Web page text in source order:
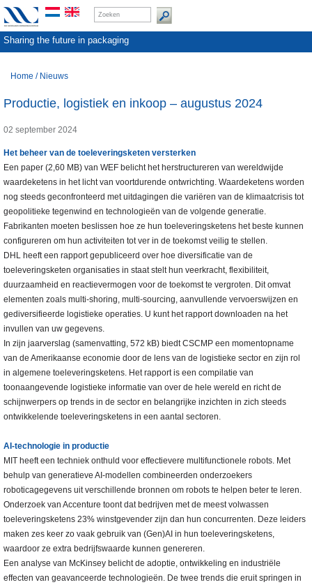
Sharing the future in packaging
Home / Nieuws
Productie, logistiek en inkoop – augustus 2024
02 september 2024
Het beheer van de toeleveringsketen versterken
Een paper (2,60 MB) van WEF belicht het herstructureren van wereldwijde
waardeketens in het licht van voortdurende ontwrichting. Waardeketens worden
nog steeds geconfronteerd met uitdagingen die variëren van de klimaatcrisis tot
geopolitieke tegenwind en technologieën van de volgende generatie.
Fabrikanten moeten beslissen hoe ze hun toeleveringsketens het beste kunnen
configureren om hun activiteiten tot ver in de toekomst veilig te stellen.
DHL heeft een rapport gepubliceerd over hoe diversificatie van de
toeleveringsketen organisaties in staat stelt hun veerkracht, flexibiliteit,
duurzaamheid en reactievermogen voor de toekomst te vergroten. Dit omvat
elementen zoals multi-shoring, multi-sourcing, aanvullende vervoerswijzen en
gediversifieerde logistieke operaties. U kunt het rapport downloaden na het
invullen van uw gegevens.
In zijn jaarverslag (samenvatting, 572 kB) biedt CSCMP een momentopname
van de Amerikaanse economie door de lens van de logistieke sector en zijn rol
in algemene toeleveringsketens. Het rapport is een compilatie van
toonaangevende logistieke informatie van over de hele wereld en richt de
schijnwerpers op trends in de sector en belangrijke inzichten in zich steeds
ontwikkelende toeleveringsketens in een aantal sectoren.
AI-technologie in productie
MIT heeft een techniek onthuld voor effectievere multifunctionele robots. Met
behulp van generatieve AI-modellen combineerden onderzoekers
roboticagegevens uit verschillende bronnen om robots te helpen beter te leren.
Onderzoek van Accenture toont dat bedrijven met de meest volwassen
toeleveringsketens 23% winstgevender zijn dan hun concurrenten. Deze leiders
maken zes keer zo vaak gebruik van (Gen)AI in hun toeleveringsketens,
waardoor ze extra bedrijfswaarde kunnen genereren.
Een analyse van McKinsey belicht de adoptie, ontwikkeling en industriële
effecten van geavanceerde technologieën. De twee trends die eruit springen in